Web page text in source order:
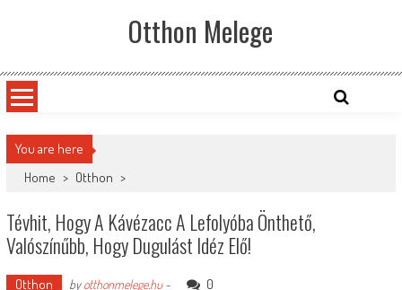
Otthon Melege
You are here
Home > Otthon >
Tévhit, Hogy A Kávézacc A Lefolyóba Önthető,
Valószínűbb, Hogy Dugulást Idéz Elő!
Otthon byotthonmelege.hu- 0